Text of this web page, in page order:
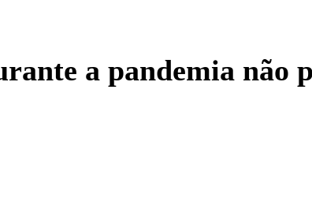
a pandemia não